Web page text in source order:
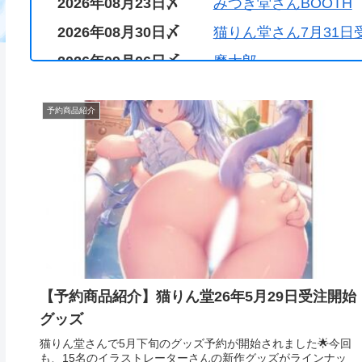
2026年08月30日〆
猫りん堂さん7月31日
2026年09月06日〆
魔太郎
予約商品紹介
【予約商品紹介】猫りん堂26年5月29日受注開始
グッズ
猫りん堂さんで5月下旬のグッズ予約が開始されました🌟今回
も、15名のイラストレーターさんの新作グッズがラインナッ